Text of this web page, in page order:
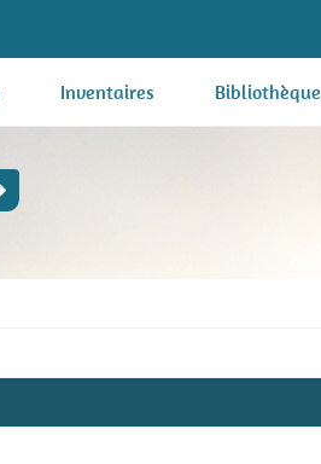
Inventaires Bibliothèque